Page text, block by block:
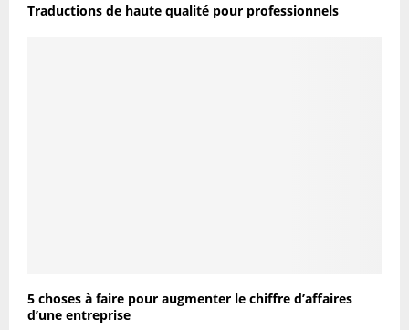
Traductions de haute qualité pour professionnels
5 choses à faire pour augmenter le chiffre d’affaires
d’une entreprise